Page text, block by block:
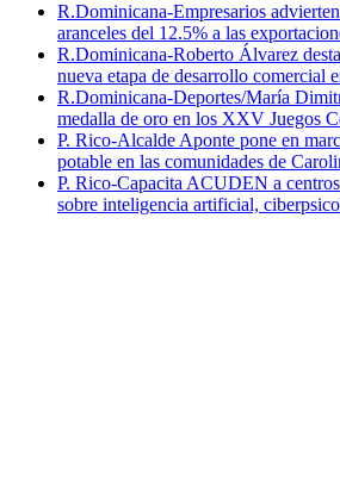
R.Dominicana-Empresarios
aranceles del 12.5% a las
R.Dominicana-Roberto Álvarez
nueva etapa de desarrollo comercial
R.Dominicana-Deportes/María
medalla de oro en los XXV Juegos
P. Rico-Alcalde Aponte pone en
potable en las comunidades de
P. Rico-Capacita ACUDEN a
sobre inteligencia artificial,